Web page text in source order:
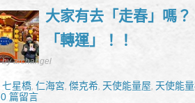
大家有去「走春」嗎
「轉運」！！
by archangel
七星橋,仁海宮,傑克希, 天使能量屋, 天使能
春,轉煞祝福
0 篇留言